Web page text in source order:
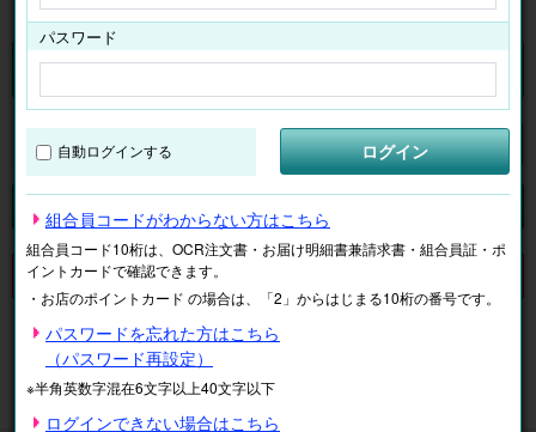
チケット マイページ
検索
申し訳ございません。 現在、該当商品は、お取扱いしておりません。
マイページ 注文履歴
抽選結果
請求内容
パスワード
自動ログインする ログイン
組合員コードがわからない方はこちら
組合員コード10桁は、OCR注文書・お届け明細書兼請求書・組合員証・ポ
イントカードで確認できます。
・お店のポイントカード の場合は、「2」からはじまる10桁の番号です。
パスワードを忘れた方はこちら
（パスワード再設定）
※半角英数字混在6文字以上40文字以下
ログインできない場合はこちら